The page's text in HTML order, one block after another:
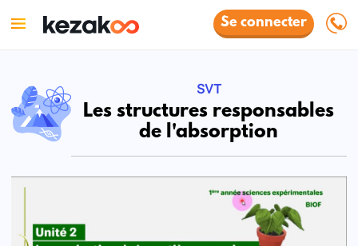
Se connecter
SVT
Les structures responsables
de l'absorption